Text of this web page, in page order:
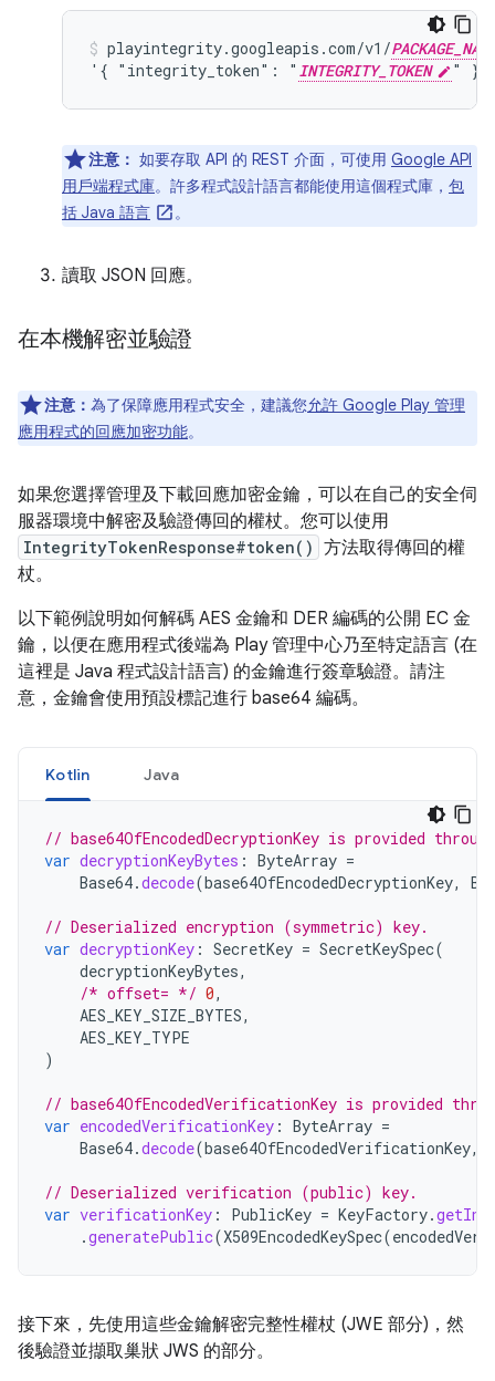
playintegrity.googleapis.com/v1/
'{ "integrity_token": " INTEGRITY_TOKEN " }'
注意： 如要存取 API 的 REST 介面，可使用 Google API
用戶端程式庫。許多程式設計語言都能使用這個程式庫， 包
括 Java 語言
。
讀取 JSON 回應。
在本機解密並驗證
注意： 為了保障應用程式安全，建議您允許 Google Play 管理
應用程式的回應加密功能。
如果您選擇管理及下載回應加密金鑰，可以在自己的安全伺
服器環境中解密及驗證傳回的權杖。您可以使用
IntegrityTokenResponse#token() 方法取得傳回的權
杖。
以下範例說明如何解碼 AES 金鑰和 DER 編碼的公開 EC 金
鑰，以便在應用程式後端為 Play 管理中心乃至特定語言 (在
這裡是 Java 程式設計語言) 的金鑰進行簽章驗證。請注
意，金鑰會使用預設標記進行 base64 編碼。
Kotlin Java
// base64OfEncodedDecryptionKey is provided
var decryptionKeyBytes : ByteArray =
Base64.decode(base64OfEncodedDecryptionKey,
// Deserialized encryption (symmetric) key.
var decryptionKey : SecretKey = SecretKeySpec(
decryptionKeyBytes,
/* offset= */ 0,
AES_KEY_SIZE_BYTES,
AES_KEY_TYPE
)
// base64OfEncodedVerificationKey is provided
var encodedVerificationKey : ByteArray =
Base64.decode(base64OfEncodedVerificationKey,
// Deserialized verification (public) key.
var verificationKey : PublicKey = KeyFactory.
.generatePublic(X509EncodedKeySpec(
接下來，先使用這些金鑰解密完整性權杖 (JWE 部分)，然
後驗證並擷取巢狀 JWS 的部分。